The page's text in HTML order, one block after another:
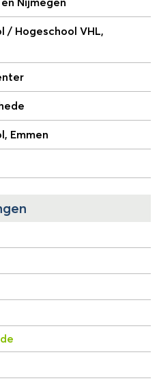
/ Hogeschool VHL,
Emmen